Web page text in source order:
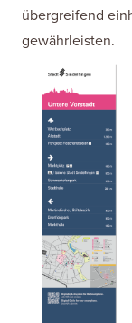
übergreifend
gewährleisten.